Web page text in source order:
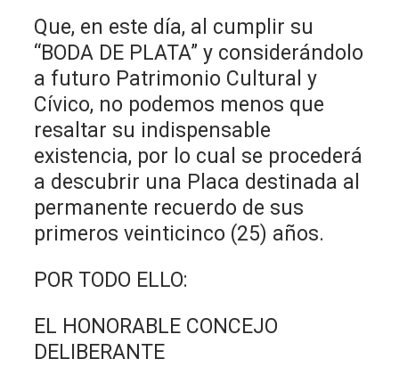
Que, en este día, al cumplir su
“BODA DE PLATA” y considerándolo
a futuro Patrimonio Cultural y
Cívico, no podemos menos que
resaltar su indispensable
existencia, por lo cual se procederá
a descubrir una Placa destinada al
permanente recuerdo de sus
primeros veinticinco (25) años.
POR TODO ELLO:
EL HONORABLE CONCEJO
DELIBERANTE